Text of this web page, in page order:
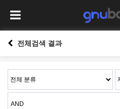
전체검색 결과